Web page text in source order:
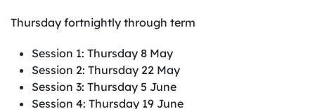
Thursday fortnightly through term
Session 1: Thursday 8 May
Session 2: Thursday 22 May
Session 3: Thursday 5 June
Session 4: Thursday 19 June